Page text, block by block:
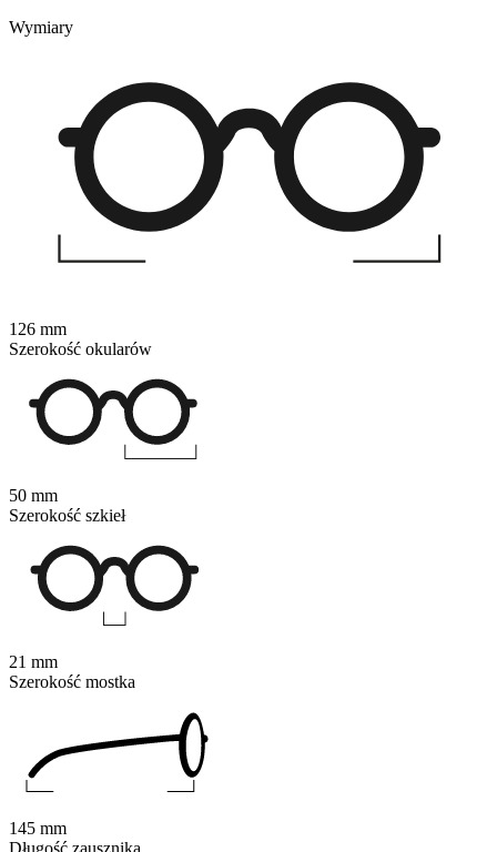
Wymiary
126 mm
Szerokość okularów
50 mm
Szerokość szkieł
21 mm
Szerokość mostka
145 mm
Długość zausznika